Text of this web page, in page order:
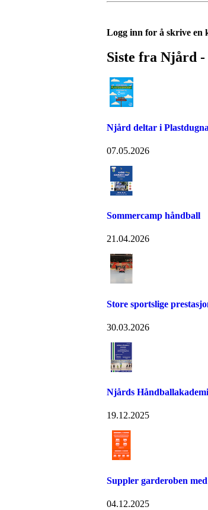
Logg inn for å skrive en
Siste fra Njård
Njård deltar i
07.05.2026
Sommercamp håndball
21.04.2026
Store sportslige
30.03.2026
Njårds
19.12.2025
Suppler garderoben
04.12.2025